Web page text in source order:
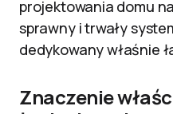
projektowania domu
sprawny i trwały
dedykowany właśnie
Znaczenie